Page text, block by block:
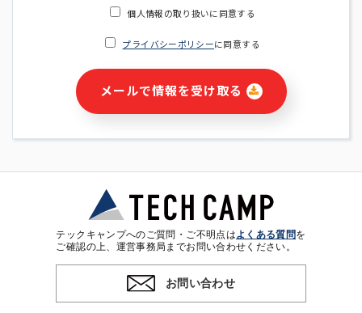
・ご請求された資料の送付のため
・本サービス及び本サービスに関連する情報(当社及び第三者の
サービス又は商品等の広告配信・宣伝を含みますが、それらに
・個人(法人の場合は担当者)を識別できない形式に加工した統
計情報の作成および利用
※上記の利用目的に基づいた本人への連絡及び配信について
4. 個人情報の第三者提供
個人情報の取り扱いに同意する
プライバシーポリシーに同意する
メールで情報を受け取る
テックキャンプへのご質問・ご不明点はよくある質問を
ご確認の上、運営事務局までお問い合わせください。
お問い合わせ